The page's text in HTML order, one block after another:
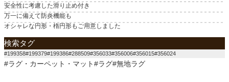
安全性に考慮した滑り止め付き
万一に備えて防炎機能も
オシャレな円形・楕円形もご用意しました
検索タグ
#199358#199379#199386#288509#356033#356006#356015#356024
#ラグ・カーペット・マット#ラグ#無地ラグ